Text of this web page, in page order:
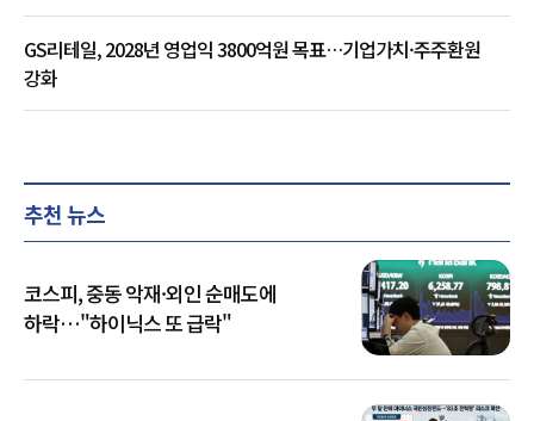
GS리테일, 2028년 영업익 3800억원 목표…기업가치·주주환원
강화
추천 뉴스
코스피, 중동 악재·외인 순매도에
하락…"하이닉스 또 급락"